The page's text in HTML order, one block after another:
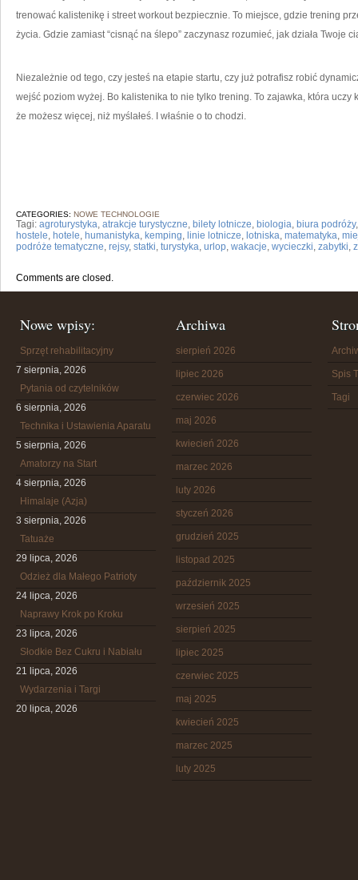
trenować kalistenikę i street workout bezpiecznie. To miejsce, gdzie trening
życia. Gdzie zamiast “cisnąć na ślepo” zaczynasz rozumieć, jak działa Twoje
Niezależnie od tego, czy jesteś na etapie startu, czy już potrafisz robić
wejść poziom wyżej. Bo kalistenika to nie tylko trening. To zajawka, która uczy
że możesz więcej, niż myślałeś. I właśnie o to chodzi.
CATEGORIES: NOWE TECHNOLOGIE
Tagi: agroturystyka, atrakcje turystyczne, bilety lotnicze, biologia, biura podróży
hostele, hotele, humanistyka, kemping, linie lotnicze, lotniska, matematyka,
podróże tematyczne, rejsy, statki, turystyka, urlop, wakacje, wycieczki, zabytki,
Comments are closed.
Nowe wpisy:
Sprzęt rehabilitacyjny
7 sierpnia, 2026
Pytania od czytelników
6 sierpnia, 2026
Technika i Ustawienia Aparatu
5 sierpnia, 2026
Amatorzy na Start
4 sierpnia, 2026
Himalaje (Azja)
3 sierpnia, 2026
Tatuaże
29 lipca, 2026
Odzież dla Małego Patrioty
24 lipca, 2026
Naprawy Krok po Kroku
23 lipca, 2026
Słodkie Bez Cukru i Nabiału
21 lipca, 2026
Wydarzenia i Targi
20 lipca, 2026
Archiwa
sierpień 2026
lipiec 2026
czerwiec 2026
maj 2026
kwiecień 2026
marzec 2026
luty 2026
styczeń 2026
grudzień 2025
listopad 2025
październik 2025
wrzesień 2025
sierpień 2025
lipiec 2025
czerwiec 2025
maj 2025
kwiecień 2025
marzec 2025
luty 2025
Spis
Tagi